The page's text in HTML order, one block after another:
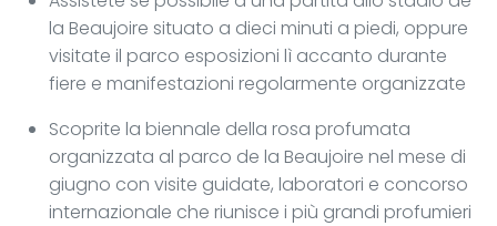
la Beaujoire situato a dieci minuti a piedi, oppure
visitate il parco esposizioni lì accanto durante
fiere e manifestazioni regolarmente organizzate
Scoprite la biennale della rosa profumata
organizzata al parco de la Beaujoire nel mese di
giugno con visite guidate, laboratori e concorso
internazionale che riunisce i più grandi profumieri